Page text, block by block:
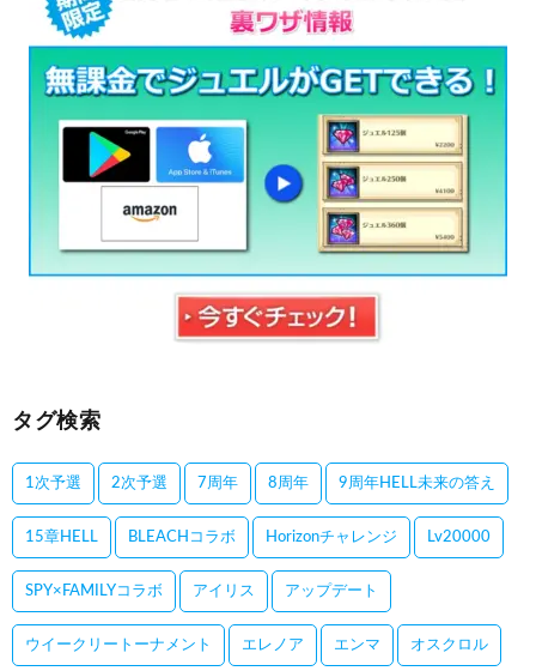
タグ検索
1次予選 2次予選 7周年 8周年 9周年HELL未来の答え
15章HELL BLEACHコラボ Horizonチャレンジ Lv20000
SPY×FAMILYコラボ アイリス アップデート
ウイークリートーナメント エレノア エンマ オスクロル